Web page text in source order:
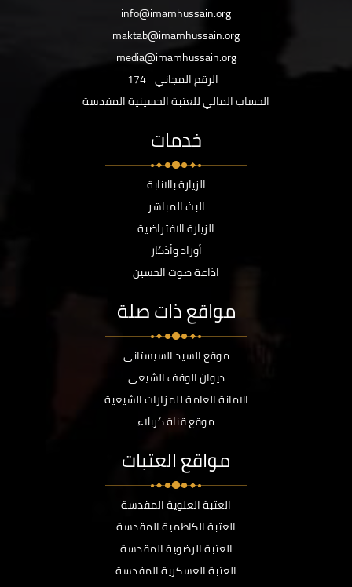
info@imamhussain.org
maktab@imamhussain.org
media@imamhussain.org
الرقم المجاني 174
الحساب المالي للعتبة الحسينية المقدسة
خدمات
الزيارة بالانابة
البث المباشر
الزيارة الافتراضية
أوراد وأذكار
اذاعة صوت الحسين
مواقع ذات صلة
موقع السيد السيستاني
ديوان الوقف الشيعي
الامانة العامة للمزارات الشيعية
موقع قناة كربلاء
مواقع العتبات
العتبة العلوية المقدسة
العتبة الكاظمية المقدسة
العتبة الرضوية المقدسة
العتبة العسكرية المقدسة